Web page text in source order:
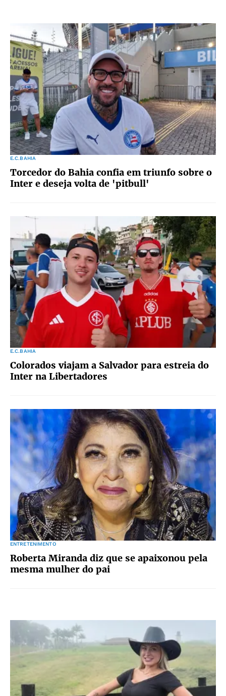
E.C.BAHIA
Torcedor do Bahia confia em triunfo sobre o
Inter e deseja volta de 'pitbull'
E.C.BAHIA
Colorados viajam a Salvador para estreia do
Inter na Libertadores
ENTRETENIMENTO
Roberta Miranda diz que se apaixonou pela
mesma mulher do pai